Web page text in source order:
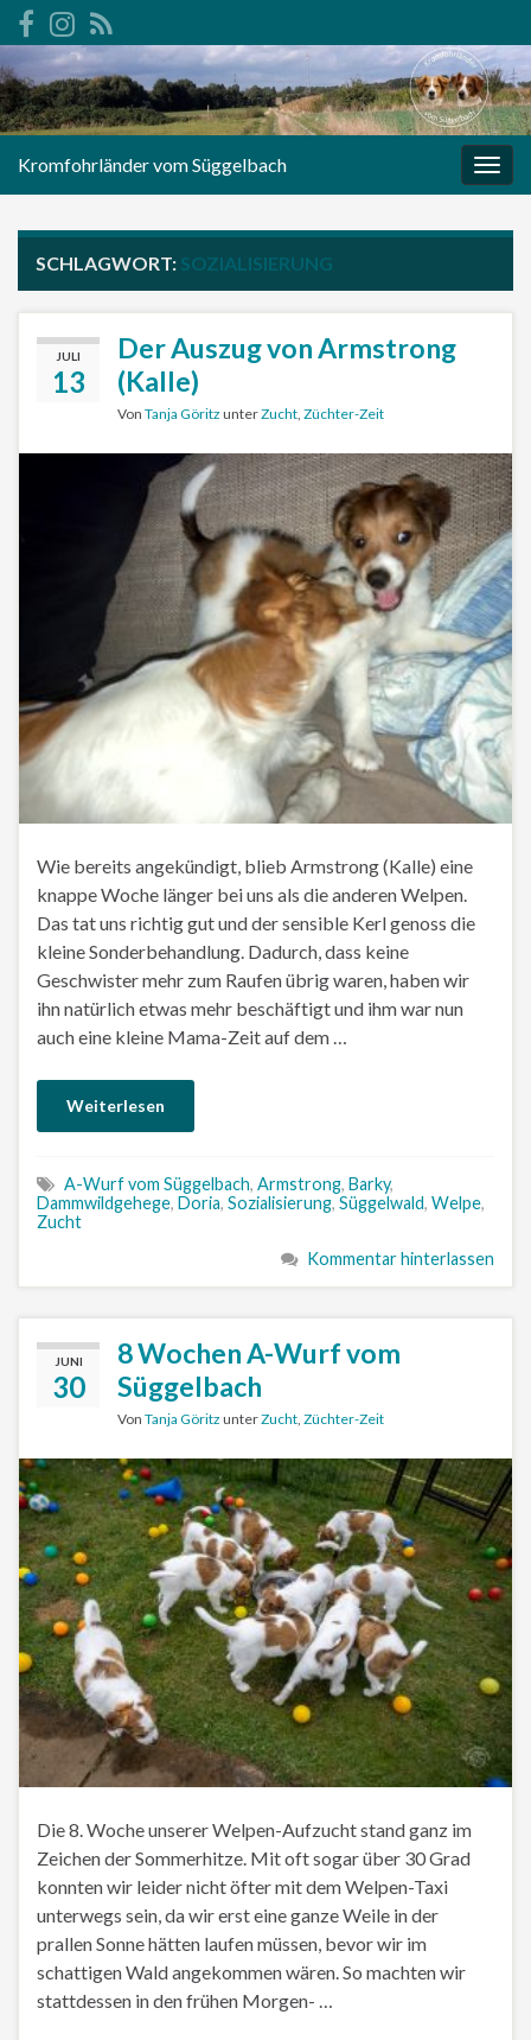
Kromfohrländer vom Süggelbach
SCHLAGWORT: SOZIALISIERUNG
JULI
13
Der Auszug von Armstrong
(Kalle)
Von Tanja Göritz unterZucht Züchter-Zeit
Wie bereits angekündigt, blieb Armstrong (Kalle) eine
knappe Woche länger bei uns als die anderen Welpen.
Das tat uns richtig gut und der sensible Kerl genoss die
kleine Sonderbehandlung. Dadurch, dass keine
Geschwister mehr zum Raufen übrig waren, haben wir
ihn natürlich etwas mehr beschäftigt und ihm war nun
auch eine kleine Mama-Zeit auf dem …
Weiterlesen
A-Wurf vom Süggelbach, Armstrong, Barky,
Dammwildgehege, Doria, Sozialisierung, Süggelwald, Welpe,
Zucht
Kommentar hinterlassen
JUNI
30
8 Wochen A-Wurf vom
Süggelbach
Von Tanja Göritz unterZucht Züchter-Zeit
Die 8. Woche unserer Welpen-Aufzucht stand ganz im
Zeichen der Sommerhitze. Mit oft sogar über 30 Grad
konnten wir leider nicht öfter mit dem Welpen-Taxi
unterwegs sein, da wir erst eine ganze Weile in der
prallen Sonne hätten laufen müssen, bevor wir im
schattigen Wald angekommen wären. So machten wir
stattdessen in den frühen Morgen- …